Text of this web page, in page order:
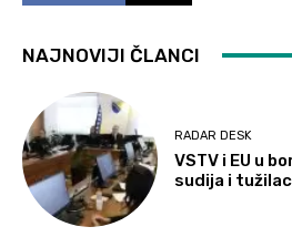
NAJNOVIJI ČLANCI
RADAR DESK
VSTV i EU u
sudija i